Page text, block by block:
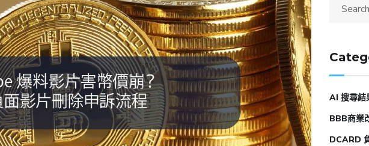
AI 搜尋結
BBB商業
DCARD